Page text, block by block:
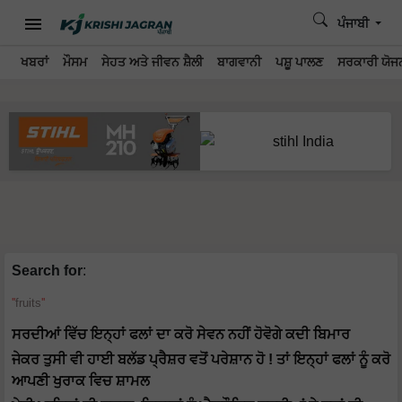
ਖਬਰਾਂ ਮੌਸਮ ਸੇਹਤ ਅਤੇ ਜੀਵਨ ਸ਼ੈਲੀ ਬਾਗਵਾਨੀ ਪਸ਼ੂ ਪਾਲਣ ਸਰਕਾਰੀ
ਪੰਜਾਬੀ
Search for:
fruits
ਸਰਦੀਆਂ ਵਿੱਚ ਇਨ੍ਹਾਂ ਫਲਾਂ ਦਾ ਕਰੋ ਸੇਵਨ ਨਹੀਂ ਹੋਵੋਗੇ ਕਦੀ ਬਿਮਾਰ
ਜੇਕਰ ਤੁਸੀ ਵੀ ਹਾਈ ਬਲੱਡ ਪ੍ਰੈਸ਼ਰ ਵਤੋਂ ਪਰੇਸ਼ਾਨ ਹੋ ! ਤਾਂ ਇਨ੍ਹਾਂ ਫਲਾਂ ਨੂੰ ਕਰੋ
ਆਪਣੀ ਖੁਰਾਕ ਵਿਚ ਸ਼ਾਮਲ